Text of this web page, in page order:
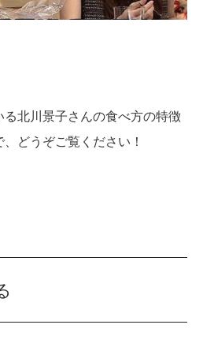
北川景子さんの食べ方の特徴
どうぞご覧ください！